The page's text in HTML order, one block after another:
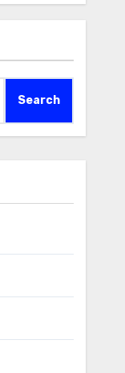
Search